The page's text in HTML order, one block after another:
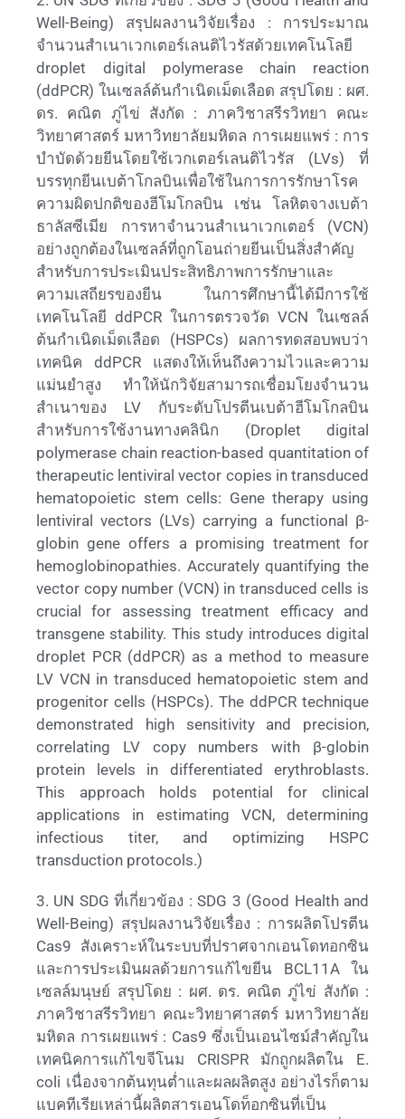
Well-Being) สรุปผลงานวิจัยเรื่อง : การประมาณ
จำนวนสำเนาเวกเตอร์เลนติไวรัสด้วยเทคโนโลยี
droplet digital polymerase chain reaction
(ddPCR) ในเซลล์ต้นกำเนิดเม็ดเลือด สรุปโดย : ผศ.
ดร. คณิต ภู่ไข่ สังกัด : ภาควิชาสรีรวิทยา คณะ
วิทยาศาสตร์ มหาวิทยาลัยมหิดล การเผยแพร่ : การ
บำบัดด้วยยีนโดยใช้เวกเตอร์เลนติไวรัส (LVs) ที่
บรรทุกยีนเบต้าโกลบินเพื่อใช้ในการการรักษาโรค
ความผิดปกติของฮีโมโกลบิน เช่น โลหิตจางเบต้า
ธาลัสซีเมีย การหาจำนวนสำเนาเวกเตอร์ (VCN)
อย่างถูกต้องในเซลล์ที่ถูกโอนถ่ายยีนเป็นสิ่งสำคัญ
สำหรับการประเมินประสิทธิภาพการรักษาและ
ความเสถียรของยีน ในการศึกษานี้ได้มีการใช้
เทคโนโลยี ddPCR ในการตรวจวัด VCN ในเซลล์
ต้นกำเนิดเม็ดเลือด (HSPCs) ผลการทดสอบพบว่า
เทคนิค ddPCR แสดงให้เห็นถึงความไวและความ
แม่นยำสูง ทำให้นักวิจัยสามารถเชื่อมโยงจำนวน
สำเนาของ LV กับระดับโปรตีนเบต้าฮีโมโกลบิน
สำหรับการใช้งานทางคลินิก (Droplet digital
polymerase chain reaction-based quantitation of
therapeutic lentiviral vector copies in transduced
hematopoietic stem cells: Gene therapy using
lentiviral vectors (LVs) carrying a functional β-
globin gene offers a promising treatment for
hemoglobinopathies. Accurately quantifying the
vector copy number (VCN) in transduced cells is
crucial for assessing treatment efficacy and
transgene stability. This study introduces digital
droplet PCR (ddPCR) as a method to measure
LV VCN in transduced hematopoietic stem and
progenitor cells (HSPCs). The ddPCR technique
demonstrated high sensitivity and precision,
correlating LV copy numbers with β-globin
protein levels in differentiated erythroblasts.
This approach holds potential for clinical
applications in estimating VCN, determining
infectious titer, and optimizing HSPC
transduction protocols.)
3. UN SDG ที่เกี่ยวข้อง : SDG 3 (Good Health and
Well-Being) สรุปผลงานวิจัยเรื่อง : การผลิตโปรตีน
Cas9 สังเคราะห์ในระบบที่ปราศจากเอนโดทอกซิน
และการประเมินผลด้วยการแก้ไขยีน BCL11A ใน
เซลล์มนุษย์ สรุปโดย : ผศ. ดร. คณิต ภู่ไข่ สังกัด :
ภาควิชาสรีรวิทยา คณะวิทยาศาสตร์ มหาวิทยาลัย
มหิดล การเผยแพร่ : Cas9 ซึ่งเป็นเอนไซม์สำคัญใน
เทคนิคการแก้ไขจีโนม CRISPR มักถูกผลิตใน E.
coli เนื่องจากต้นทุนต่ำและผลผลิตสูง อย่างไรก็ตาม
แบคทีเรียเหล่านี้ผลิตสารเอนโดท็อกซินที่เป็น